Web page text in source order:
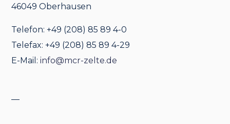
46049 Oberhausen
Telefon: +49 (208) 85 89 4-0
Telefax: +49 (208) 85 89 4-29
E-Mail:info@mcr-zelte.de